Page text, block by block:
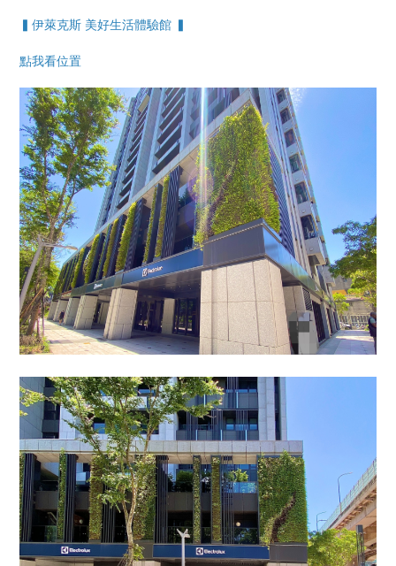
▍伊萊克斯 美好生活體驗館 ▍
點我看位置